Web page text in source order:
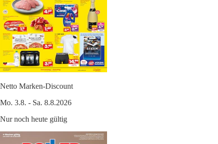
Netto Marken-Discount
Mo. 3.8. - Sa. 8.8.2026
Nur noch heute gültig